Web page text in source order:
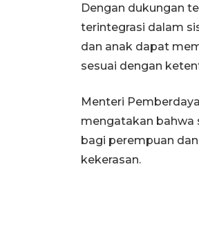
Dengan dukungan
terintegrasi dalam
dan anak dapat
sesuai dengan
Menteri
mengatakan bahwa
bagi perempuan
kekerasan.